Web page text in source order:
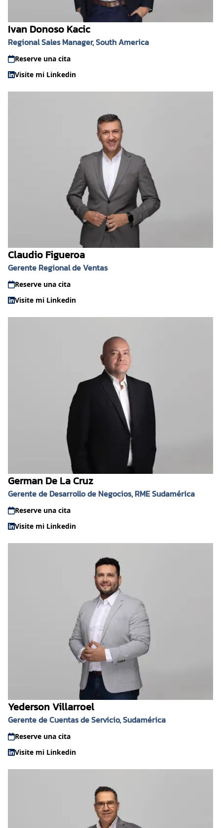
Ivan Donoso Kacic
Regional Sales Manager, South America
Reserve una cita
Visite mi Linkedin
Claudio Figueroa
Gerente Regional de Ventas
Reserve una cita
Visite mi Linkedin
German De La Cruz
Gerente de Desarrollo de Negocios, RME Sudamérica
Reserve una cita
Visite mi Linkedin
Yederson Villarroel
Gerente de Cuentas de Servicio, Sudamérica
Reserve una cita
Visite mi Linkedin